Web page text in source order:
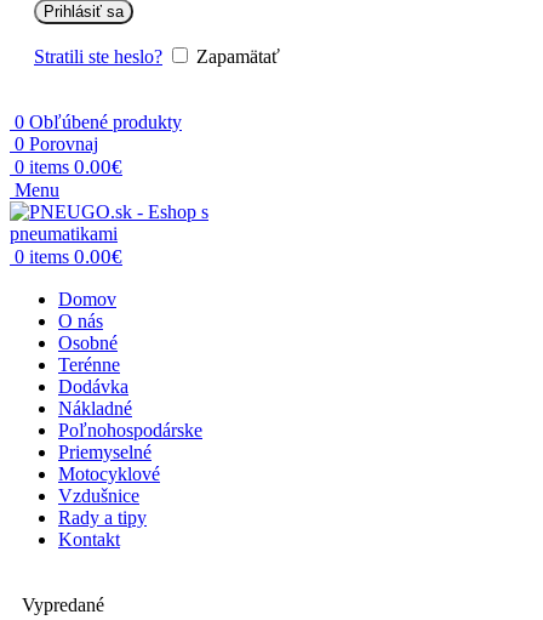
Prihlásiť sa
Stratili ste heslo? Zapamätať
0 Obľúbené produkty
0 Porovnaj
0 items 0.00€
Menu
0 items 0.00€
Domov
O nás
Osobné
Terénne
Dodávka
Nákladné
Poľnohospodárske
Priemyselné
Motocyklové
Vzdušnice
Rady a tipy
Kontakt
Vypredané